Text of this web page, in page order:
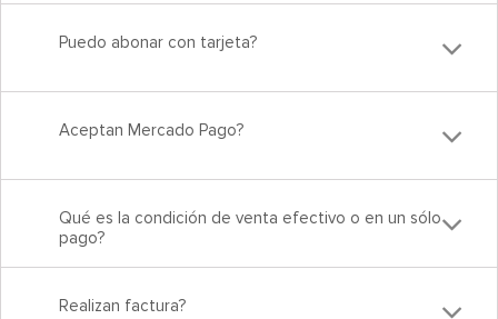
Puedo abonar con tarjeta?
Aceptan Mercado Pago?
Qué es la condición de venta efectivo o en un sólo
pago?
Realizan factura?